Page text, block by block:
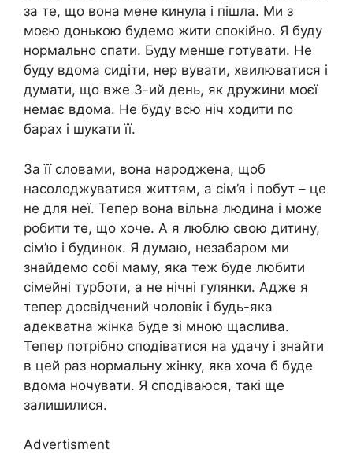
за те, що вона мене кинула і пішла. Ми з
моєю донькою будемо жити спокійно. Я буду
нормально спати. Буду менше готувати. Не
буду вдома сидіти, нер вувати, хвилюватися і
думати, що вже 3-ий день, як дружини моєї
немає вдома. Не буду всю ніч ходити по
барах і шукати її.
За її словами, вона народжена, щоб
насолоджуватися життям, а сім’я і побут – це
не для неї. Тепер вона вільна людина і може
робити те, що хоче. А я люблю свою дитину,
сім’ю і будинок. Я думаю, незабаром ми
знайдемо собі маму, яка теж буде любити
сімейні турботи, а не нічні гулянки. Адже я
тепер досвідчений чоловік і будь-яка
адекватна жінка буде зі мною щаслива.
Тепер потрібно сподіватися на удачу і знайти
в цей раз нормальну жінку, яка хоча б буде
вдома ночувати. Я сподіваюся, такі ще
залишилися.
Advertisment